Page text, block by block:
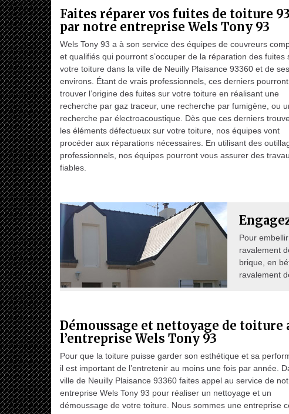
Faites réparer vos fuites de toiture
par notre entreprise Wels Tony 93
Wels Tony 93 a à son service des équipes de couvreurs
et qualifiés qui pourront s’occuper de la réparation des fuites
votre toiture dans la ville de Neuilly Plaisance 93360 et de ses
environs. Étant de vrais professionnels, ces derniers pourront
trouver l’origine des fuites sur votre toiture en réalisant une
recherche par gaz traceur, une recherche par fumigène, ou
recherche par électroacoustique. Dès que ces derniers
les éléments défectueux sur votre toiture, nos équipes vont
procéder aux réparations nécessaires. En utilisant des
professionnels, nos équipes pourront vous assurer des
fiables.
Pour
ravalement
brique, en
ravalement
Démoussage et nettoyage de toiture
l’entreprise Wels Tony 93
Pour que la toiture puisse garder son esthétique et sa
il est important de l’entretenir au moins une fois par année.
ville de Neuilly Plaisance 93360 faites appel au service de
entreprise Wels Tony 93 pour réaliser un nettoyage et un
démoussage de votre toiture. Nous sommes une entreprise